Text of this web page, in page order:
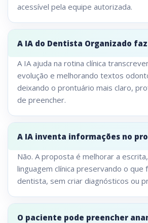
acessível pela equipe autorizada.
A IA do Dentista Organizado
A IA ajuda na rotina clínica
evolução e melhorando textos
deixando o prontuário mais claro,
de preencher.
A IA inventa informações no
Não. A proposta é melhorar a
linguagem clínica preservando o que
dentista, sem criar diagnósticos ou
O paciente pode preencher